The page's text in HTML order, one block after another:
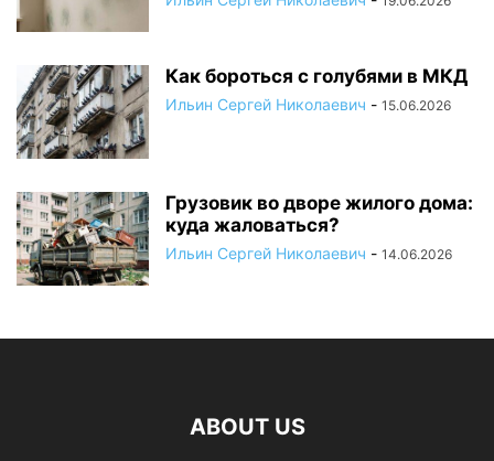
Как бороться с голубями в МКД
Ильин Сергей Николаевич - 15.06.2026
Грузовик во дворе жилого дома:
куда жаловаться?
Ильин Сергей Николаевич - 14.06.2026
ABOUT US